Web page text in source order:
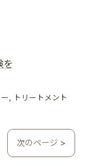
を
トリートメント
次のページ >